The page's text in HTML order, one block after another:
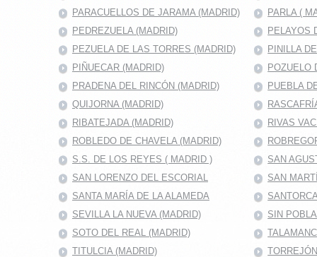
PARACUELLOS DE JARAMA (MADRID)
PARLA (
PEDREZUELA (MADRID)
PELAYOS
PEZUELA DE LAS TORRES (MADRID)
PINILLA
PIÑUECAR (MADRID)
POZUELO
PRADENA DEL RINCÓN (MADRID)
PUEBLA
QUIJORNA (MADRID)
RIBATEJADA (MADRID)
RIVAS
ROBLEDO DE CHAVELA (MADRID)
S.S. DE LOS REYES ( MADRID )
SAN
SAN LORENZO DEL ESCORIAL
SAN
SANTA MARÍA DE LA ALAMEDA
SEVILLA LA NUEVA (MADRID)
SIN
SOTO DEL REAL (MADRID)
TITULCIA (MADRID)